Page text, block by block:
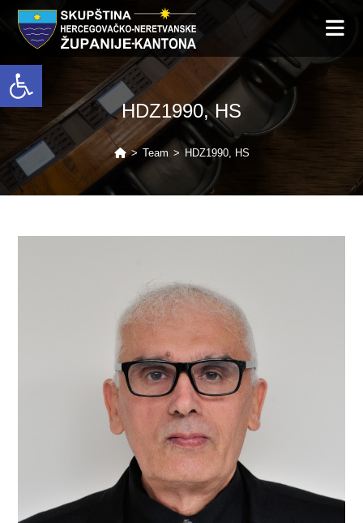
Open toolbar
HDZ1990, HS
> Team > HDZ1990, HS